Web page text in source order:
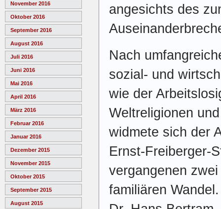
November 2016
Oktober 2016
September 2016
August 2016
Juli 2016
Juni 2016
Mai 2016
April 2016
März 2016
Februar 2016
Januar 2016
Dezember 2015
November 2015
Oktober 2015
September 2015
August 2015
angesichts des
Nach
sozial- und
wie der
Weltreligionen
widmete sich der
Ernst-Freiberger-
vergangenen
familiären